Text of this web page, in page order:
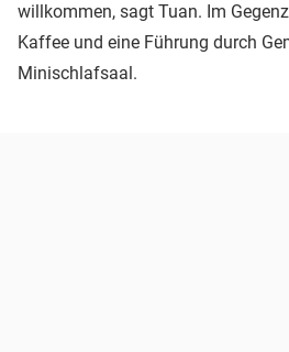
willkommen, sagt Tuan. Im
Kaffee und eine Führung durch
Minischlafsaal.